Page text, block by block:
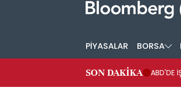
PİYASALAR BORSA
SON DAKİKA ABD'DE